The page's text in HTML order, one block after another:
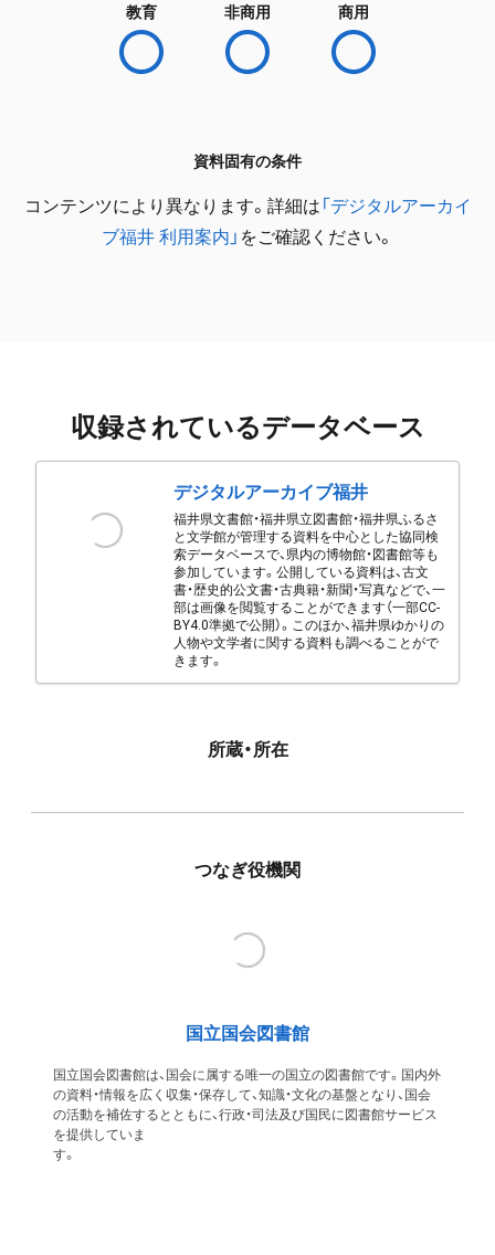
教育 非商用 商用
資料固有の条件
コンテンツにより異なります。詳細は 「デジタルアーカイ
ブ福井 利用案内」 をご確認ください。
収録されているデータベース
デジタルアーカイブ福井
福井県文書館・福井県立図書館・福井県ふるさ
と文学館が管理する資料を中心とした協同検
索データベースで、県内の博物館・図書館等も
参加しています。公開している資料は、古文
書・歴史的公文書・古典籍・新聞・写真などで、一
部は画像を閲覧することができます（一部CC-
BY4.0準拠で公開）。このほか、福井県ゆかりの
人物や文学者に関する資料も調べることがで
きます。
所蔵・所在
つなぎ役機関
国立国会図書館
国立国会図書館は、国会に属する唯一の国立の図書館です。国内外
の資料・情報を広く収集・保存して、知識・文化の基盤となり、国会
の活動を補佐するとともに、行政・司法及び国民に図書館サービス
を提供していま
す